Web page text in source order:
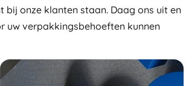
bij onze klanten staan. Daag ons uit en
uw verpakkingsbehoeften kunnen